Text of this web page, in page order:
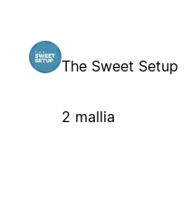
The Sweet Setup
2 mallia